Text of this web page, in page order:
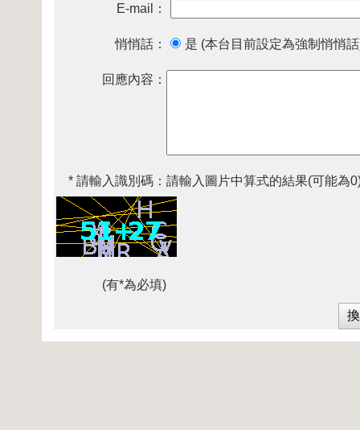
E-mail：
悄悄話： 是 (本台目前設定為強制悄悄
回應內容：
* 請輸入識別碼： 請輸入圖片中算式的結果(可能為
(有*為必填)